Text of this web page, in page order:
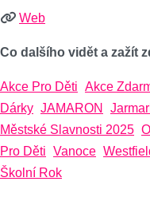
Web
Co dalšího vidět a zažít
Akce Pro Děti Akce
Dárky JAMARON
Městské Slavnosti 2025
Pro Děti Vanoce
Školní Rok